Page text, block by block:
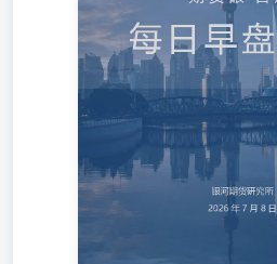
行
淀粉：玉米现货偏弱，玉米
荡
行
强，花生盘面高位震
荡
计增加短期苹果价格震荡
蛋：现货价格大
涨
棉花-棉纱：新疆高温持续市